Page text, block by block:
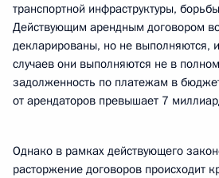
транспортной инфраструктуры,
Действующим арендным договором
декларированы, но не выполняются,
случаев они выполняются не в
задолженность по платежам в
от арендаторов превышает 7
Однако в рамках действующего
расторжение договоров происходит